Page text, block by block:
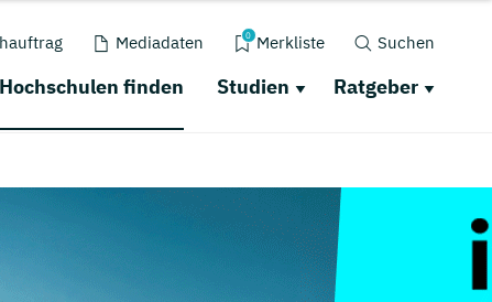
Mediadaten 0 Merkliste Suchen
Hochschulen finden Studien Ratgeber